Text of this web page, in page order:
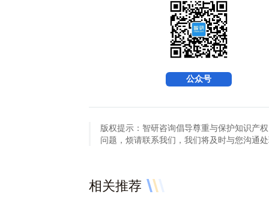
公众号
版权提示：智研咨询倡导尊重与保护知识产
问题，烦请联系我们，我们将及时与您沟
相关推荐